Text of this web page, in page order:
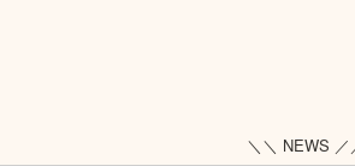
＼＼ NEWS ／